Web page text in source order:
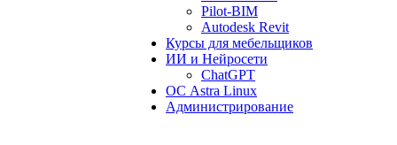
Pilot-BIM
Autodesk Revit
Курсы для мебельщиков
ИИ и Нейросети
ChatGPT
ОС Astra Linux
Администрирование